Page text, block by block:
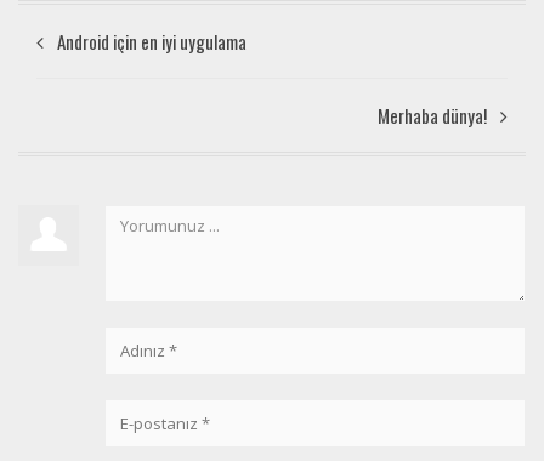
Android için en iyi uygulama
Merhaba dünya!